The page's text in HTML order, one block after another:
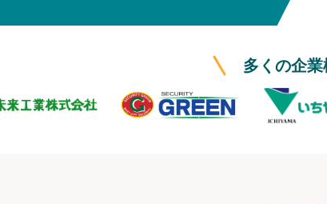
多くの企業